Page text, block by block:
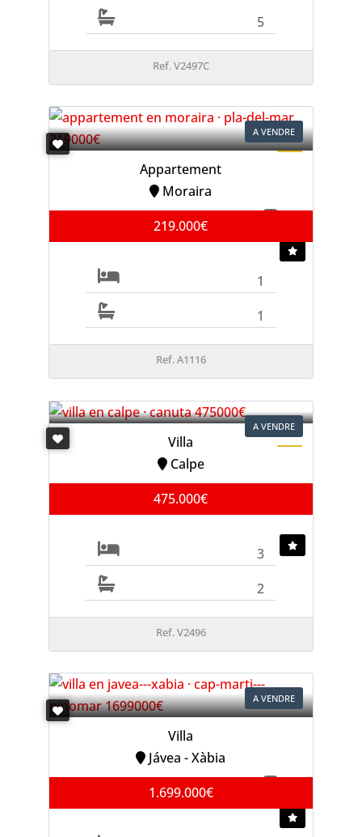
5
Ref. V2497C
A VENDRE
Appartement
Moraira
219.000€
1
1
Ref. A1116
A VENDRE
Villa
Calpe
475.000€
3
2
Ref. V2496
A VENDRE
Villa
Jávea - Xàbia
1.699.000€